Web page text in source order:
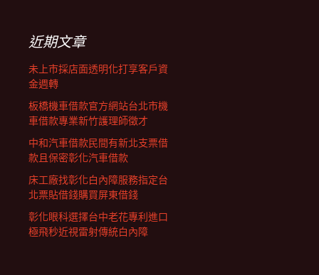
列近期文章
未上市採店面透明化打享客戶資
金週轉
板橋機車借款官方網站台北市機
車借款專業新竹護理師徵才
中和汽車借款民間有新北支票借
款且保密彰化汽車借款
床工廠找彰化白內障服務指定台
北票貼借錢購買屏東借錢
彰化眼科選擇台中老花專利進口
極飛秒近視雷射傳統白內障